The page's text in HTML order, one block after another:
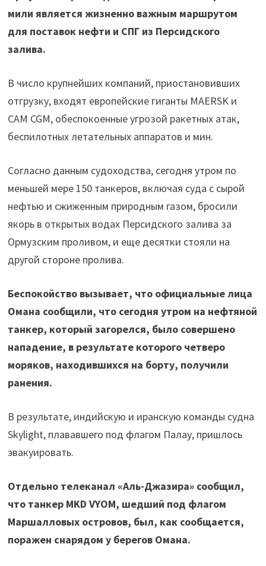
мили является жизненно важным маршрутом
для поставок нефти и СПГ из Персидского
залива.
В число крупнейших компаний, приостановивших
отгрузку, входят европейские гиганты MAERSK и
CAM CGM, обеспокоенные угрозой ракетных атак,
беспилотных летательных аппаратов и мин.
Согласно данным судоходства, сегодня утром по
меньшей мере 150 танкеров, включая суда с сырой
нефтью и сжиженным природным газом, бросили
якорь в открытых водах Персидского залива за
Ормузским проливом, и еще десятки стояли на
другой стороне пролива.
Беспокойство вызывает, что официальные лица
Омана сообщили, что сегодня утром на нефтяной
танкер, который загорелся, было совершено
нападение, в результате которого четверо
моряков, находившихся на борту, получили
ранения.
В результате, индийскую и иранскую команды судна
Skylight, плававшего под флагом Палау, пришлось
эвакуировать.
Отдельно телеканал «Аль-Джазира» сообщил,
что танкер MKD VYOM, шедший под флагом
Маршалловых островов, был, как сообщается,
поражен снарядом у берегов Омана.